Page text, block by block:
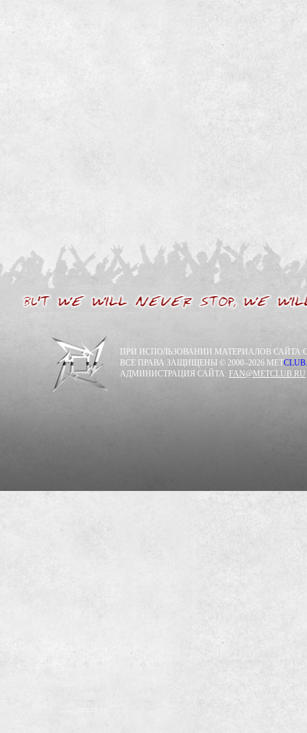
ПРИ ИСПОЛЬЗОВАНИИ МАТЕРИАЛОВ САЙТА
ВСЕ ПРАВА ЗАЩИЩЕНЫ © 2000–2026 METCLUB.
АДМИНИСТРАЦИЯ САЙТА: FAN@METCLUB.RU